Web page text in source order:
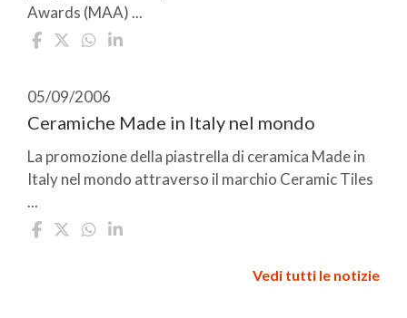
Awards (MAA) ...
05/09/2006
Ceramiche Made in Italy nel mondo
La promozione della piastrella di ceramica Made in
Italy nel mondo attraverso il marchio Ceramic Tiles
...
Vedi tutti le notizie